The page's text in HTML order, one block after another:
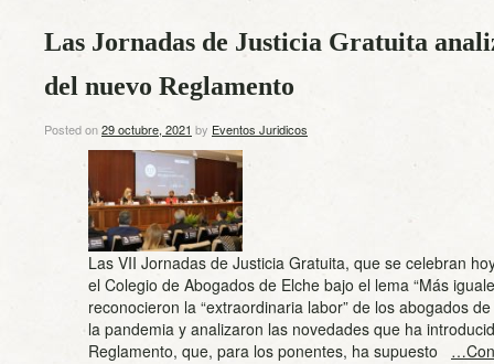
Las Jornadas de Justicia Gratuita
del nuevo Reglamento
Posted on29 octubre, 2021 by Eventos Juridicos
Las VII Jornadas de Justicia Gratuita, que se celebran
el Colegio de Abogados de Elche bajo el lema “Más
reconocieron la “extraordinaria labor” de los abogados
la pandemia y analizaron las novedades que ha
Reglamento, que, para los ponentes, ha supuesto